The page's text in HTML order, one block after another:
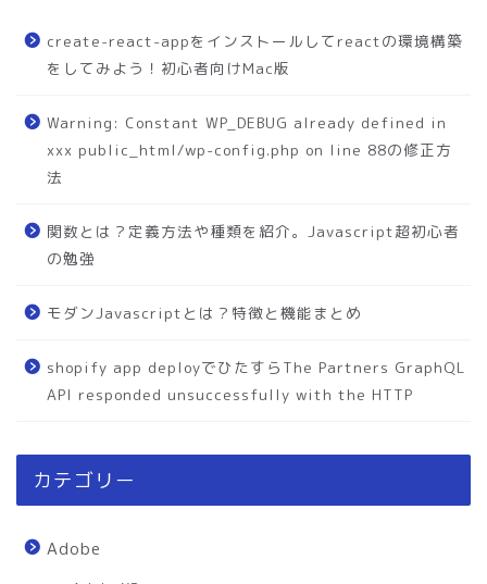
create-react-appをインストールしてreactの環境構築
をしてみよう！初心者向けMac版
Warning: Constant WP_DEBUG already defined in
xxx public_html/wp-config.php on line 88の修正方
法
関数とは？定義方法や種類を紹介。Javascript超初心者
の勉強
モダンJavascriptとは？特徴と機能まとめ
shopify app deployでひたすらThe Partners GraphQL
API responded unsuccessfully with the HTTP
カテゴリー
Adobe